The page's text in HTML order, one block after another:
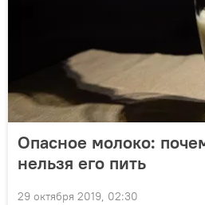
Опасное молоко:
нельзя его пить
29 октября 2019, 02:30